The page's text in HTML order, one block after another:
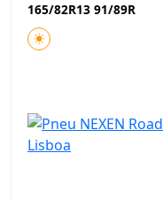
165/82R13 91/89R